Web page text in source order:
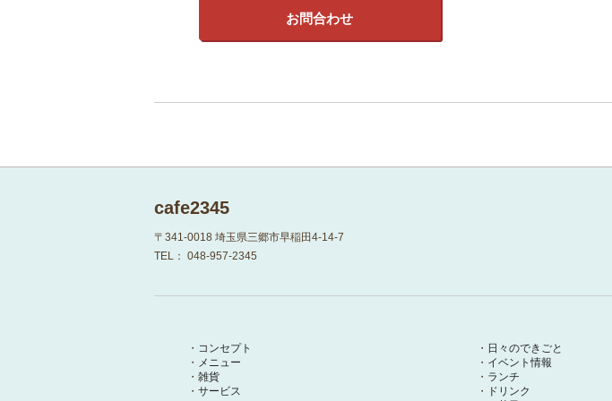
お問合わせ
cafe2345
〒341-0018 埼玉県三郷市早稲田4-14-7
TEL： 048-957-2345
コンセプト
メニュー
雑貨
サービス
日々のできごと
イベント情報
ランチ
ドリンク